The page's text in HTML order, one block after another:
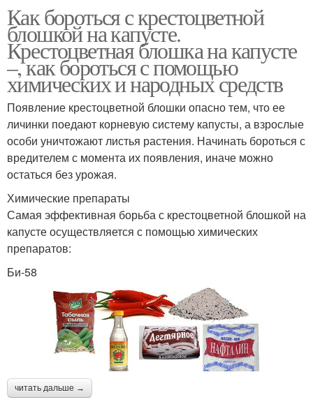
Как бороться с крестоцветной
блошкой на капусте.
Крестоцветная блошка на капусте
–, как бороться с помощью
химических и народных средств
Появление крестоцветной блошки опасно тем, что ее
личинки поедают корневую систему капусты, а взрослые
особи уничтожают листья растения. Начинать бороться с
вредителем с момента их появления, иначе можно
остаться без урожая.
Химические препараты
Самая эффективная борьба с крестоцветной блошкой на
капусте осуществляется с помощью химических
препаратов:
Би-58
читать дальше →